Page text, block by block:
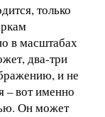
только
в масштабах
два-три
и не
– вот именно
Он может